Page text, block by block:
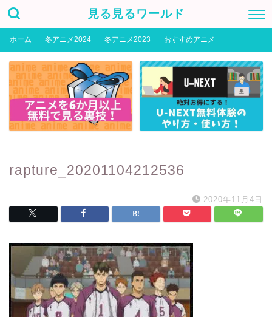
見る見るワールド
ホーム 冬アニメ2024 冬アニメ2023 おすすめアニメ
rapture_20201104212536
2020年11月4日